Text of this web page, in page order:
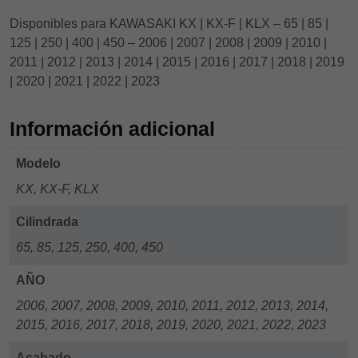
Disponibles para KAWASAKI KX | KX-F | KLX – 65 | 85 |
125 | 250 | 400 | 450 – 2006 | 2007 | 2008 | 2009 | 2010 |
2011 | 2012 | 2013 | 2014 | 2015 | 2016 | 2017 | 2018 | 2019
| 2020 | 2021 | 2022 | 2023
Información adicional
Modelo
KX, KX-F, KLX
Cilindrada
65, 85, 125, 250, 400, 450
AÑO
2006, 2007, 2008, 2009, 2010, 2011, 2012, 2013, 2014,
2015, 2016, 2017, 2018, 2019, 2020, 2021, 2022, 2023